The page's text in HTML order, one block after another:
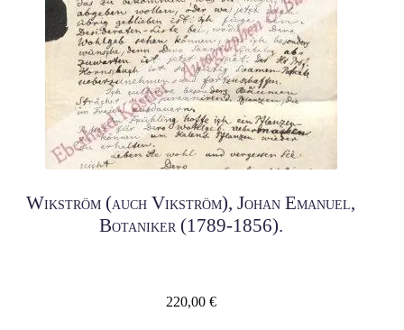
Wikström (auch Vikström), Johan Emanuel,
Botaniker (1789-1856).
220,00 €